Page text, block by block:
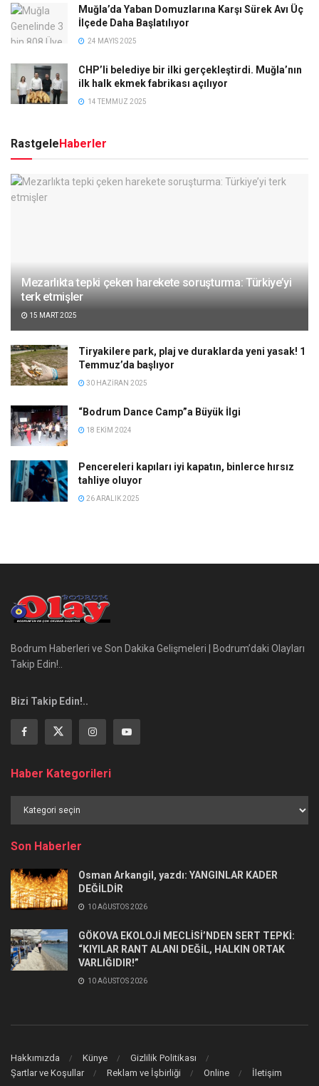
Muğla’da Yaban Domuzlarına Karşı Sürek Avı Üç
İlçede Daha Başlatılıyor
24 MAYIS 2025
CHP’li belediye bir ilki gerçekleştirdi. Muğla’nın
ilk halk ekmek fabrikası açılıyor
14 TEMMUZ 2025
Rastgele Haberler
Mezarlıkta tepki çeken harekete soruşturma: Türkiye’yi
terk etmişler
15 MART 2025
Tiryakilere park, plaj ve duraklarda yeni yasak! 1
Temmuz’da başlıyor
30 HAZIRAN 2025
“Bodrum Dance Camp”a Büyük İlgi
18 EKIM 2024
Pencereleri kapıları iyi kapatın, binlerce hırsız
tahliye oluyor
26 ARALIK 2025
Bodrum Haberleri ve Son Dakika Gelişmeleri | Bodrum’daki Olayları
Takip Edin!..
Bizi Takip Edin!..
Haber Kategorileri
Kategorileri
Son Haberler
Osman Arkangil, yazdı: YANGINLAR KADER
DEĞİLDİR
10 AĞUSTOS 2026
GÖKOVA EKOLOJİ MECLİSİ’NDEN SERT TEPKİ:
“KIYILAR RANT ALANI DEĞİL, HALKIN ORTAK
VARLIĞIDIR!”
10 AĞUSTOS 2026
Hakkımızda Künye
Gizlilik Politikası
Şartlar ve Koşullar
Reklam ve İşbirliği Online İletişim